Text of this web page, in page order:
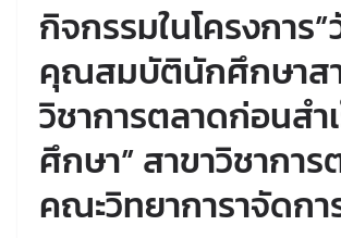
กิจกรรมในโครงการ
คุณสมบัตินักศึกษาส
วิชาการตลาดก่อนสำ
ศึกษา” สาขาวิชาการ
คณะวิทยาการาจัดกา